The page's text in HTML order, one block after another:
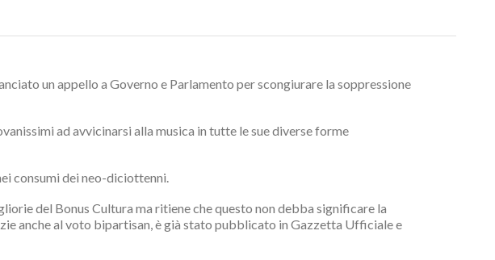
un appello a Governo e Parlamento per scongiurare la soppressione
ad avvicinarsi alla musica in tutte le sue diverse forme
consumi dei neo-diciottenni.
del Bonus Cultura ma ritiene che questo non debba significare la
anche al voto bipartisan, è già stato pubblicato in Gazzetta Ufficiale e